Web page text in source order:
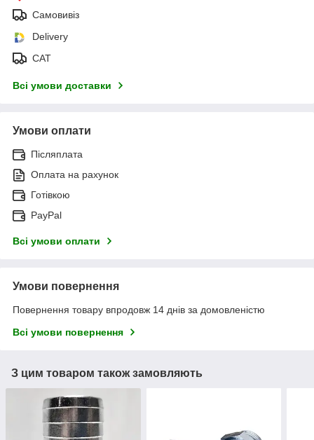
Самовивіз
Delivery
САТ
Всі умови доставки
Умови оплати
Післяплата
Оплата на рахунок
Готівкою
PayPal
Всі умови оплати
Умови повернення
Повернення товару впродовж 14 днів за домовленістю
Всі умови повернення
З цим товаром також замовляють